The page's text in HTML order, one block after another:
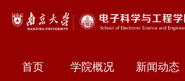
首页 学院概况 新闻动态